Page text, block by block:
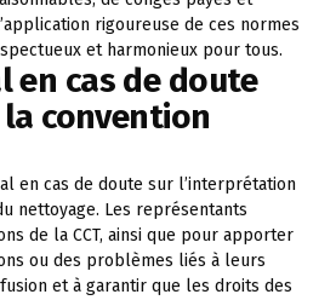
rigoureuse de ces normes
et harmonieux pour tous.
en cas de doute
convention
en cas de doute sur l’interprétation
nettoyage. Les représentants
de la CCT, ainsi que pour apporter
ou des problèmes liés à leurs
et à garantir que les droits des